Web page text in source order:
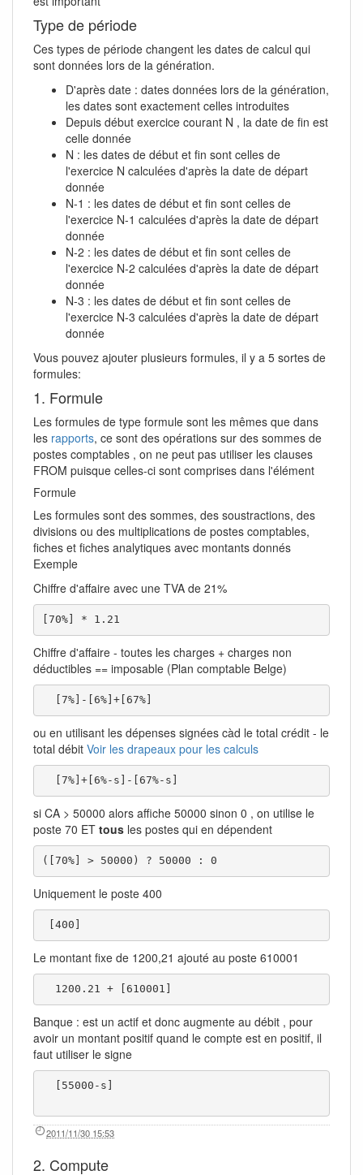
Type de période
Ces types de période changent les dates de calcul qui
sont données lors de la génération.
D'après date : dates données lors de la génération,
les dates sont exactement celles introduites
Depuis début exercice courant N , la date de fin est
celle donnée
N : les dates de début et fin sont celles de
l'exercice N calculées d'après la date de départ
donnée
N-1 : les dates de début et fin sont celles de
l'exercice N-1 calculées d'après la date de départ
donnée
N-2 : les dates de début et fin sont celles de
l'exercice N-2 calculées d'après la date de départ
donnée
N-3 : les dates de début et fin sont celles de
l'exercice N-3 calculées d'après la date de départ
donnée
Vous pouvez ajouter plusieurs formules, il y a 5 sortes de
formules:
1. Formule
Les formules de type formule sont les mêmes que dans
les rapports, ce sont des opérations sur des sommes de
postes comptables , on ne peut pas utiliser les clauses
FROM puisque celles-ci sont comprises dans l'élément
Formule
Les formules sont des sommes, des soustractions, des
divisions ou des multiplications de postes comptables,
fiches et fiches analytiques avec montants donnés
Exemple
Chiffre d'affaire avec une TVA de 21%
[70%] * 1.21
Chiffre d'affaire - toutes les charges + charges non
déductibles == imposable (Plan comptable Belge)
  [7%]-[6%]+[67%]
ou en utilisant les dépenses signées càd le total crédit - le
total débit Voir les drapeaux pour les calculs
  [7%]+[6%-s]-[67%-s]
si CA > 50000 alors affiche 50000 sinon 0 , on utilise le
poste 70 ET tous les postes qui en dépendent
([70%] > 50000) ? 50000 : 0
Uniquement le poste 400
[400]
Le montant fixe de 1200,21 ajouté au poste 610001
  1200.21 + [610001]
Banque : est un actif et donc augmente au débit , pour
avoir un montant positif quand le compte est en positif, il
faut utiliser le signe
2011/11/30 15:53
2. Compute